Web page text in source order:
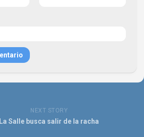
NEXT STORY
La Salle busca salir de la racha